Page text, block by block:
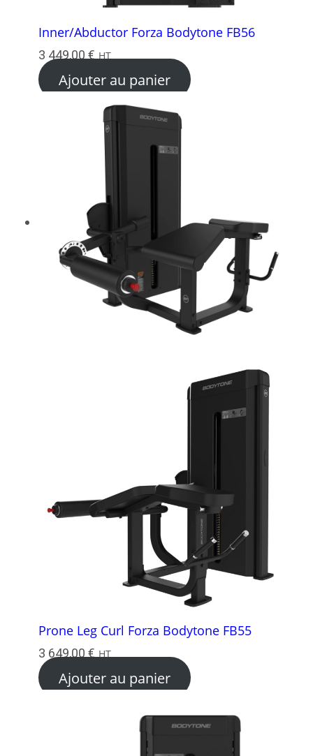
Inner/Abductor Forza Bodytone FB56
3 449,00 € HT
Ajouter au panier
Prone Leg Curl Forza Bodytone FB55
3 649,00 € HT
Ajouter au panier